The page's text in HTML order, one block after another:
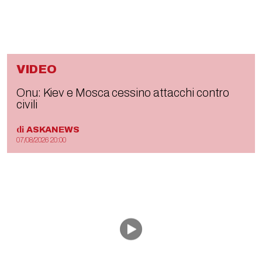
VIDEO
Onu: Kiev e Mosca cessino attacchi contro
civili
di ASKANEWS
07/08/2026 20:00